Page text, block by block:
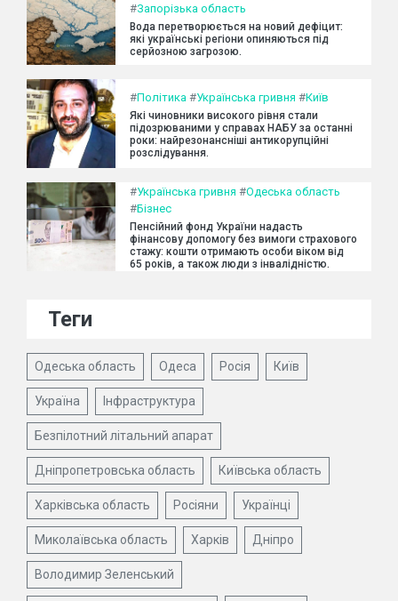
#Запорізька область
Вода перетворюється на новий дефіцит:
які українські регіони опиняються під
серйозною загрозою.
#Політика #Українська гривня #Київ
Які чиновники високого рівня стали
підозрюваними у справах НАБУ за останні
роки: найрезонансніші антикорупційні
розслідування.
#Українська гривня #Одеська область
#Бізнес
Пенсійний фонд України надасть
фінансову допомогу без вимоги страхового
стажу: кошти отримають особи віком від
65 років, а також люди з інвалідністю.
Теги
Одеська область Одеса Росія Київ
Україна Інфраструктура
Безпілотний літальний апарат
Дніпропетровська область Київська область
Харківська область Росіяни Українці
Миколаївська область Харків Дніпро
Володимир Зеленський